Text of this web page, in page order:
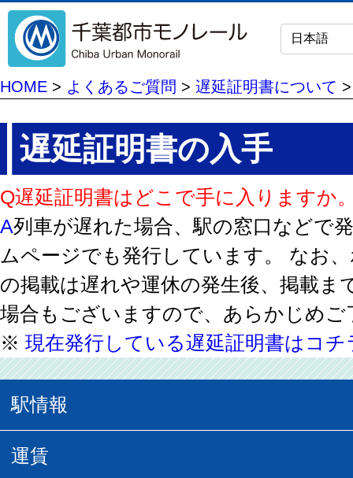
HOME > よくあるご質問 > 遅延証明書について
遅延証明書の入手
Q遅延証明書はどこで手に入りますか
A列車が遅れた場合、駅の窓口などで
ムページでも発行しています。 なお
の掲載は遅れや運休の発生後、掲載ま
場合もございますので、あらかじめご
※ 現在発行している遅延証明書はコチ
駅情報
駅情報
運賃